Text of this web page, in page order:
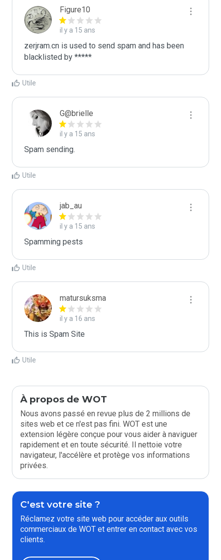
Figure10
il y a 15 ans
zerjram.cn is used to send spam and has been
blacklisted by *****
Utile
G@brielle
il y a 15 ans
Spam sending.
Utile
jab_au
il y a 15 ans
Spamming pests
Utile
matursuksma
il y a 16 ans
This is Spam Site
Utile
À propos de WOT
Nous avons passé en revue plus de 2 millions de
sites web et ce n'est pas fini. WOT est une
extension légère conçue pour vous aider à naviguer
rapidement et en toute sécurité. Il nettoie votre
navigateur, l'accélère et protège vos informations
privées.
C'est votre site ?
Réclamez votre site web pour accéder aux outils
commerciaux de WOT et entrer en contact avec vos
clients.